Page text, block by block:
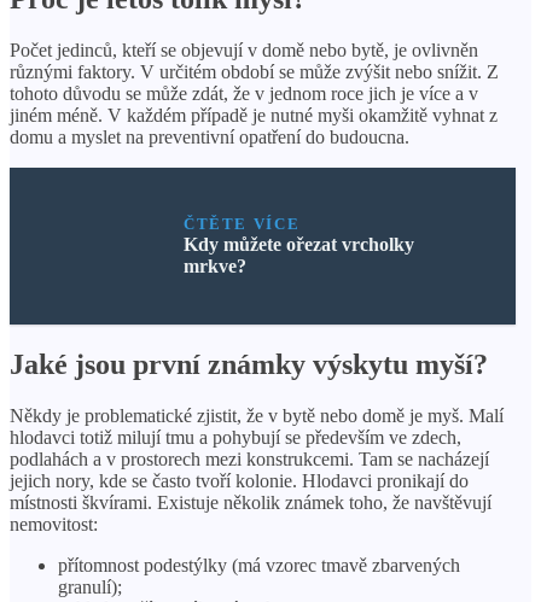
Počet jedinců, kteří se objevují v domě nebo bytě, je ovlivněn
různými faktory. V určitém období se může zvýšit nebo snížit. Z
tohoto důvodu se může zdát, že v jednom roce jich je více a v
jiném méně. V každém případě je nutné myši okamžitě vyhnat z
domu a myslet na preventivní opatření do budoucna.
ČTĚTE VÍCE
Kdy můžete ořezat vrcholky
mrkve?
Jaké jsou první známky výskytu myší?
Někdy je problematické zjistit, že v bytě nebo domě je myš. Malí
hlodavci totiž milují tmu a pohybují se především ve zdech,
podlahách a v prostorech mezi konstrukcemi. Tam se nacházejí
jejich nory, kde se často tvoří kolonie. Hlodavci pronikají do
místnosti škvírami. Existuje několik známek toho, že navštěvují
nemovitost:
přítomnost podestýlky (má vzorec tmavě zbarvených
granulí);